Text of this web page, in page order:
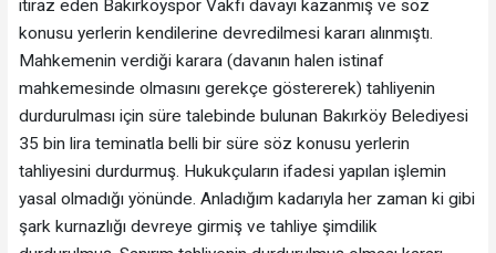
itiraz eden Bakırköyspor Vakfı davayı kazanmış ve söz
konusu yerlerin kendilerine devredilmesi kararı alınmıştı.
Mahkemenin verdiği karara (davanın halen istinaf
mahkemesinde olmasını gerekçe göstererek) tahliyenin
durdurulması için süre talebinde bulunan Bakırköy Belediyesi
35 bin lira teminatla belli bir süre söz konusu yerlerin
tahliyesini durdurmuş. Hukukçuların ifadesi yapılan işlemin
yasal olmadığı yönünde. Anladığım kadarıyla her zaman ki gibi
şark kurnazlığı devreye girmiş ve tahliye şimdilik